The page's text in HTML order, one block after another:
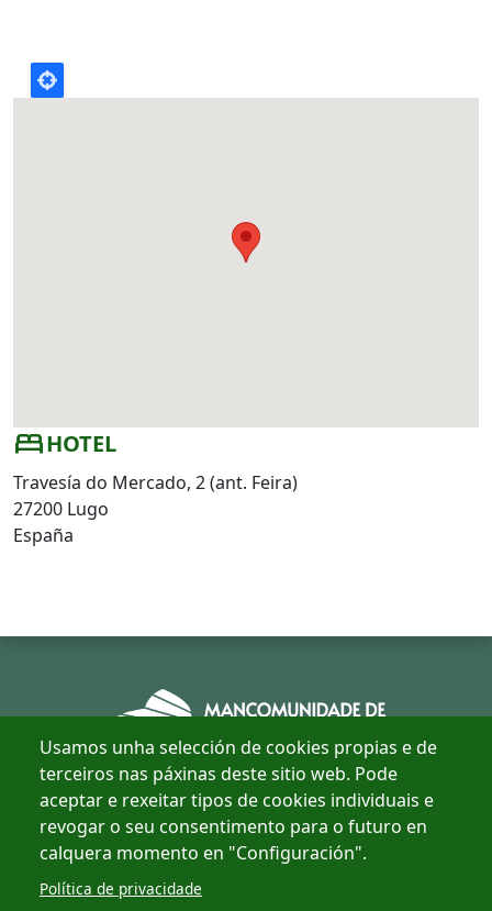
bedHOTEL
Travesía do Mercado, 2 (ant. Feira)
27200 Lugo
España
Usamos unha selección de cookies propias e de
terceiros nas páxinas deste sitio web. Pode
aceptar e rexeitar tipos de cookies individuais e
revogar o seu consentimento para o futuro en
calquera momento en "Configuración".
Política de privacidade
Concellos